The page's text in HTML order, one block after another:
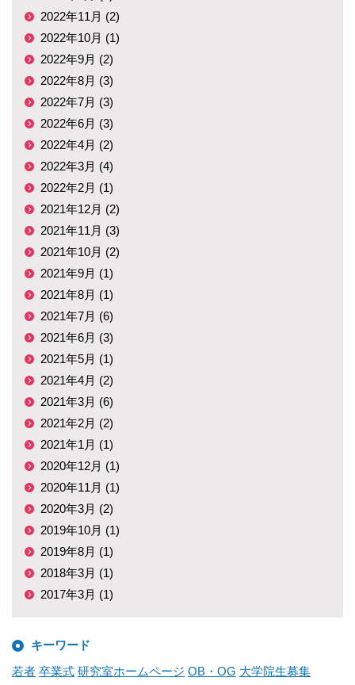
2022年11月 (2)
2022年10月 (1)
2022年9月 (2)
2022年8月 (3)
2022年7月 (3)
2022年6月 (3)
2022年4月 (2)
2022年3月 (4)
2022年2月 (1)
2021年12月 (2)
2021年11月 (3)
2021年10月 (2)
2021年9月 (1)
2021年8月 (1)
2021年7月 (6)
2021年6月 (3)
2021年5月 (1)
2021年4月 (2)
2021年3月 (6)
2021年2月 (2)
2021年1月 (1)
2020年12月 (1)
2020年11月 (1)
2020年3月 (2)
2019年10月 (1)
2019年8月 (1)
2018年3月 (1)
2017年3月 (1)
キーワード
若者 卒業式 研究室ホームページ OB・OG 大学院生募集